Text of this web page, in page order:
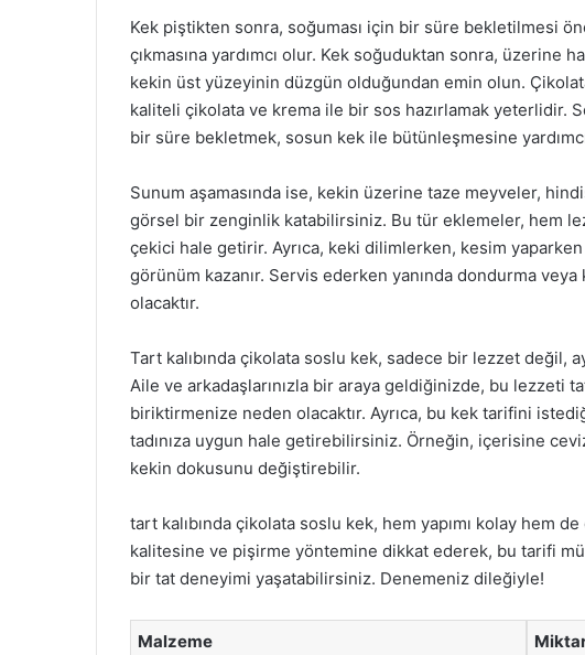
Kek piştikten sonra, soğuması için bir süre bekletilmesi
çıkmasına yardımcı olur. Kek soğuduktan sonra, üzerine
kekin üst yüzeyinin düzgün olduğundan emin olun.
kaliteli çikolata ve krema ile bir sos hazırlamak yeterlidir.
bir süre bekletmek, sosun kek ile bütünleşmesine
Sunum aşamasında ise, kekin üzerine taze meyveler,
görsel bir zenginlik katabilirsiniz. Bu tür eklemeler, hem
çekici hale getirir. Ayrıca, keki dilimlerken, kesim
görünüm kazanır. Servis ederken yanında dondurma
olacaktır.
Tart kalıbında çikolata soslu kek, sadece bir lezzet değil,
Aile ve arkadaşlarınızla bir araya geldiğinizde, bu lezzeti
biriktirmenize neden olacaktır. Ayrıca, bu kek tarifini
tadınıza uygun hale getirebilirsiniz. Örneğin, içerisine
kekin dokusunu değiştirebilir.
tart kalıbında çikolata soslu kek, hem yapımı kolay hem
kalitesine ve pişirme yöntemine dikkat ederek, bu tarifi
bir tat deneyimi yaşatabilirsiniz. Denemeniz dileğiyle!
Malzeme